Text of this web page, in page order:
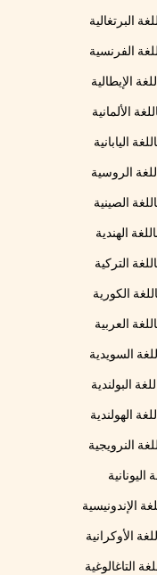
البرتغالية
الفرنسية
الإيطالية
الألمانية
اليابانية
الروسية
الصينية
الهندية
التركية
الكورية
العربية
السويدية
البولندية
الهولندية
النرويجية
الإندونيسية
الأوكرانية
التاغالوغية